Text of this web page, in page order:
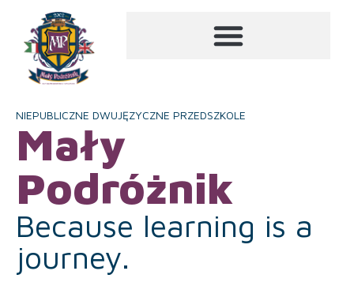
NIEPUBLICZNE DWUJĘZYCZNE PRZEDSZKOLE
Mały
Podróżnik
Because learning is a
journey.